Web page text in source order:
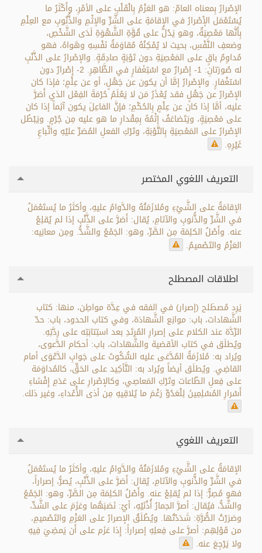
الإصْرارُ بِمعناه العامّ: هو العَزْمُ بِالْقَلْبِ على الأمْرِ، وأَكْثَرُ ما
يُسْتَعْمَل الإْصْرارُ في الإقامَةِ على الشَّرِّ والإثْمِ والذُّنُوبِ مع العِلْمِ
بِأَنَّها مَعْصِيَةٌ، وهو يَدُلُّ على قُوَّةِ الشَّهْوَةِ لَدَى الشَّخْصِ،
وضعفِ النَّفْسِ، بحيث لا يُمْكِنُهُ مُقاوَمَةُ نَفْسِهِ وهَواهُ، فهو
مُداوِمٌ باقٍ على المَعْصِيَةِ دون تَوْبَةٍ صادِقَةٍ. والإصْرارُ على الذَّنْبِ
له صُورَتانِ: 1- إِصْرارٌ مع اسْتِغَفارٍ في الظَّاهِرِ. 2- إِصْرارٌ دون
اسْتغْفارٍ. والإصْرارُ إمَّا أن يكون عن جَهْلٍ، أو عن عِلْمٍ؛ فإذا كان
الإصْرارُ عن جَهْلٍ فقد يُعْذَرُ مَن لا يَعْلَمُ حُرْمَةَ الفِعْل الذي أَصَرَّ
عليه، أمَّا إذا كان عن عِلْمٍ بِالحُكْمِ؛ فإنَّ الفاعِلَ يكون آثِماً إذا كان
على مَعْصِيَةٍ، ويَتَضاعَفُ إثْمُهُ بِمِقْدارِ ما هو عليه مِن جُرْمٍ. ويَبْطُل
الإصْرارُ على المَعْصِيَةِ بِالتَّوْبَةِ، وتَرْكِ الفعلِ المُصَرِّ عليْهِ واتِّباعِ
غَيْرِهِ.
التعريف اللغوي المختصر
الإقامَةُ على الشَّيْءِ ومُلازَمَتُهُ والدَّوامُ عليهِ، وأكثَرُ ما يُستَعْمَلُ
في الشَّرِّ والذُّنوبِ والآثامِ، يُقال: أَصَرَّ على الذَّنْبِ إذا لم يُقلِعْ
عنه. وأَصْلُ الكلِمَة مِن الصَّرِّ، وهو: الجَمْعُ والشَّدُّ. ومِن معانِيه:
العَزْمُ والتَصْميمُ.
اطلاقات المصطلح
يَرِد مُصطَلح (إصرار) في الفقه في عِدَّة مواطِن، منها: كتاب
الشَّهادات، باب: موانِع الشَّهادَة، وفي كتاب الحدود، باب: حدّ
الرِّدَّة عند الكلام على إصرارِ المُرتَدِ بعد استِتابَتِه على رِدَّتِهِ.
ويُطلَق في كتاب الأقضية والشَّهادات، باب: أحكام الدَّعوى،
ويُراد به: مُلازَمَةُ المُدَّعَى عليه السُّكُوتَ على جَوابِ الدَّعْوَى أمام
القاضِي. ويُطلَق أيضاً ويُراد به: التَّأكِيد على الحَقِّ، كالمُداوَمَة
على فِعلِ الطّاعات وتَرْكِ المَعاصِي، وكالإصْرارِ على عَدَمِ إِفْشاءِ
أَسْرارِ المُسْلِمِينَ لِلْعَدُوِّ رَغْمَ ما يُلاقِيهِ مِن أذى الأَْعْداءِ، وغير ذلك.
التعريف اللغوي
الإقامَةُ على الشَّيْءِ ومُلازَمَتُهُ والدَّوامُ عليهِ، وأكثَرُ ما يُستَعْمَلُ
في الشَّرِّ والذُّنوبِ والآثامِ، يُقال: أَصَرَّ على الذَّنْبِ، يُصرُّ، إصراراً،
فهو مُصِرٌّ: إذا لم يُقلِعْ عنه. وأَصْلُ الكلِمَة مِن الصَّرِّ، وهو: الجَمْعُ
والشَّدُّ، فيُقال: أصرَّ الحِمارُ أُذُنَيْهِ، أيْ: نَصَبَهُما وعَزَمَ على الشَّدِّ،
وصَرَرْتُ الصُّرَّةِ: شَدَدْتُها. ويُطْلَقُ الإصرارُ على العَزْمِ والتَصْميمِ،
من قَوْلِهِم: أصرَّ على فِعلِهِ إصراراً: إِذا عَزَم على أَن يَمضِيَ فِيهِ
ولا يَرْجِعَ عنه.